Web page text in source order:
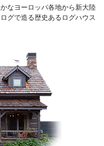
なヨーロッパ各地から新大陸
グで造る歴史あるログハウス